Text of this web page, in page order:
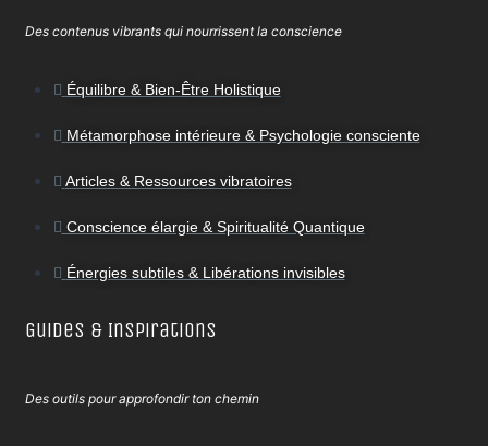
Des contenus vibrants qui nourrissent la conscience
Équilibre & Bien-Être Holistique
Métamorphose intérieure & Psychologie consciente
Articles & Ressources vibratoires
Conscience élargie & Spiritualité Quantique
Énergies subtiles & Libérations invisibles
Guides & Inspirations
Des outils pour approfondir ton chemin